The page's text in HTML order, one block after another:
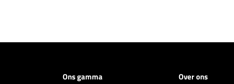
Ons gamma
Over ons